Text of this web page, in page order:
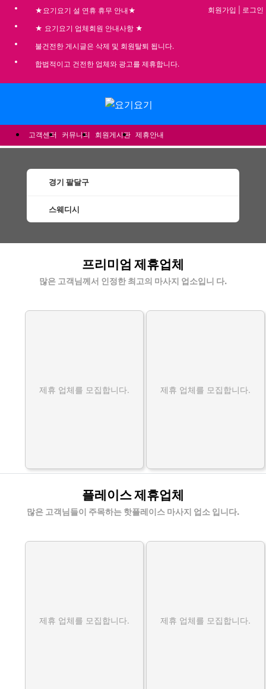
★요기요기 설 연휴 휴무 안내★
★ 요기요기 업체회원 안내사항 ★
불건전한 게시글은 삭제 및 회원탈퇴 됩니다.
합법적이고 건전한 업체와 광고를 제휴합니다.
회원가입 로그인
고객센터 커뮤니티 회원게시판 제휴안내
경기 팔달구
스웨디시
프리미엄 제휴업체
많은 고객님께서 인정한 최고의 마사지 업소입니 다.
제휴 업체를 모집합니다. 제휴 업체를 모집합니다.
플레이스 제휴업체
많은 고객님들이 주목하는 핫플레이스 마사지 업소 입니다.
제휴 업체를 모집합니다. 제휴 업체를 모집합니다.